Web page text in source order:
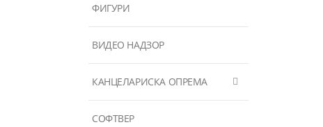
ФИГУРИ
ВИДЕО НАДЗОР
КАНЦЕЛАРИСКА ОПРЕМА
СОФТВЕР